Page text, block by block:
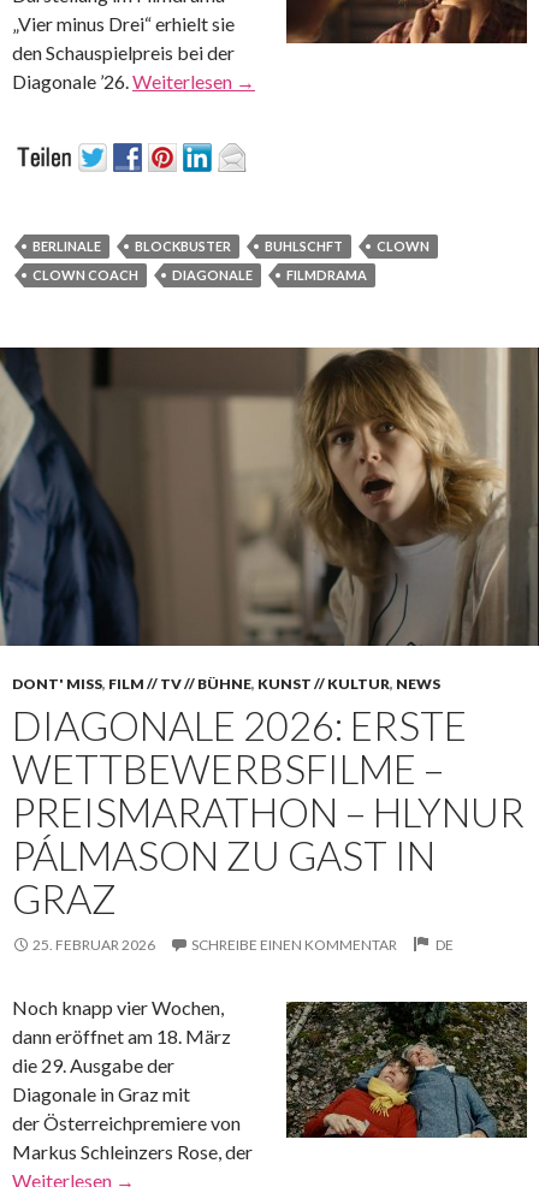
„Vier minus Drei“ erhielt sie
den Schauspielpreis bei der
Diagonale ’26. Weiterlesen →
BERLINALE BLOCKBUSTER BUHLSCHFT
CLOWN
CLOWN COACH
DIAGONALE FILMDRAMA
DONT' MISS, FILM // TV // BÜHNE, KUNST // KULTUR, NEWS
DIAGONALE 2026: ERSTE
WETTBEWERBSFILME –
PREISMARATHON – HLYNUR
PÁLMASON ZU GAST IN
GRAZ
25. FEBRUAR 2026 SCHREIBE EINEN KOMMENTAR DE
Noch knapp vier Wochen,
dann eröffnet am 18. März
die 29. Ausgabe der
Diagonale in Graz mit
der Österreichpremiere von
Markus Schleinzers Rose, der
Weiterlesen →